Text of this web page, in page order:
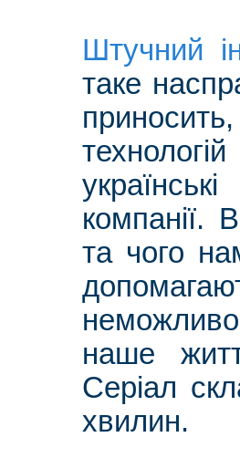
Штучний
таке
компанії.
та чого
наше
Серіал
хвилин.